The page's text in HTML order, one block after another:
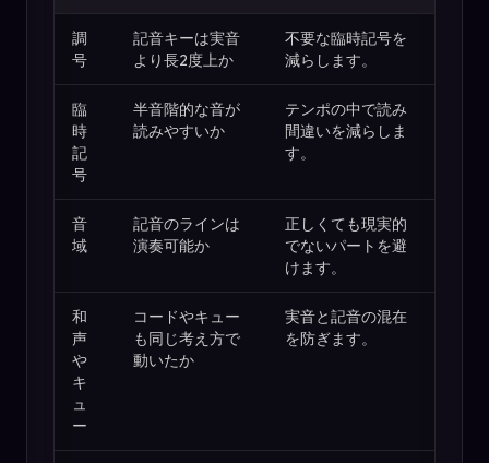
調
号
記音キーは実音
より長2度上か
不要な臨時記号を
減らします。
臨
時
記
号
半音階的な音が
読みやすいか
テンポの中で読み
間違いを減らしま
す。
音
域
記音のラインは
演奏可能か
正しくても現実的
でないパートを避
けます。
和
声
や
キ
ュ
ー
コードやキュー
も同じ考え方で
動いたか
実音と記音の混在
を防ぎます。